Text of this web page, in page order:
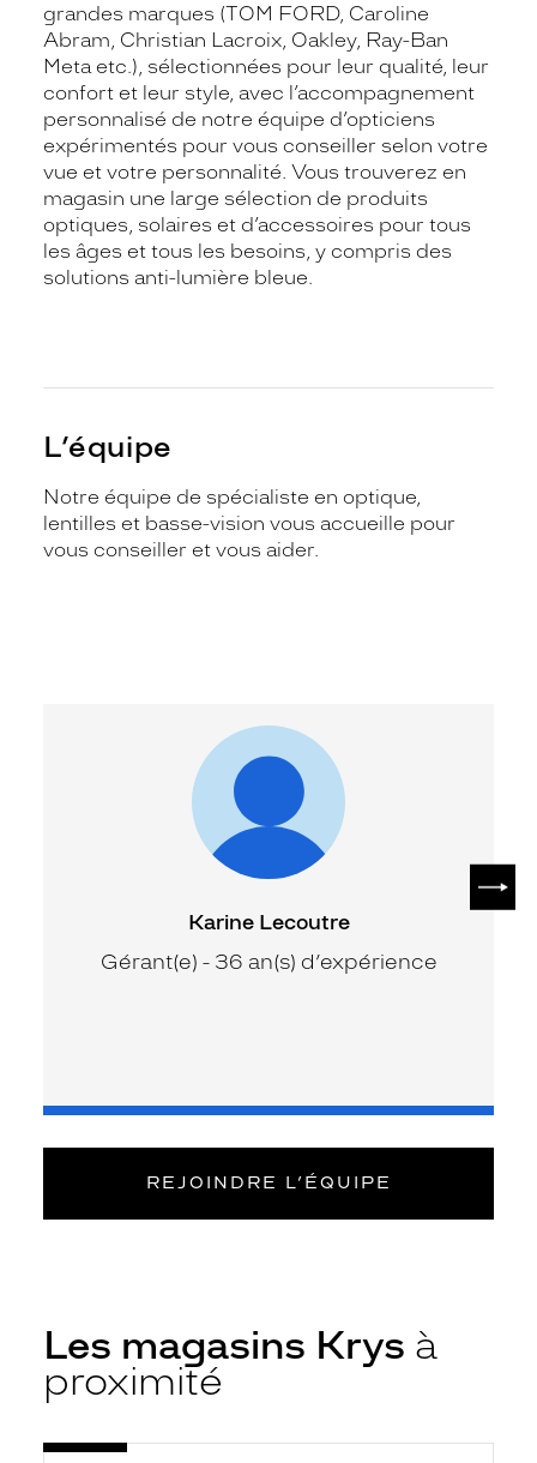
grandes marques (TOM FORD, Caroline
Abram, Christian Lacroix, Oakley, Ray-Ban
Meta etc.), sélectionnées pour leur qualité, leur
confort et leur style, avec l’accompagnement
personnalisé de notre équipe d’opticiens
expérimentés pour vous conseiller selon votre
vue et votre personnalité. Vous trouverez en
magasin une large sélection de produits
optiques, solaires et d’accessoires pour tous
les âges et tous les besoins, y compris des
solutions anti-lumière bleue.
L’équipe
Notre équipe de spécialiste en optique,
lentilles et basse-vision vous accueille pour
vous conseiller et vous aider.
Karine Lecoutre
Gérant(e) - 36 an(s) d’expérience
REJOINDRE L’ÉQUIPE
Les magasins Krys à
proximité
Opticien
Voir